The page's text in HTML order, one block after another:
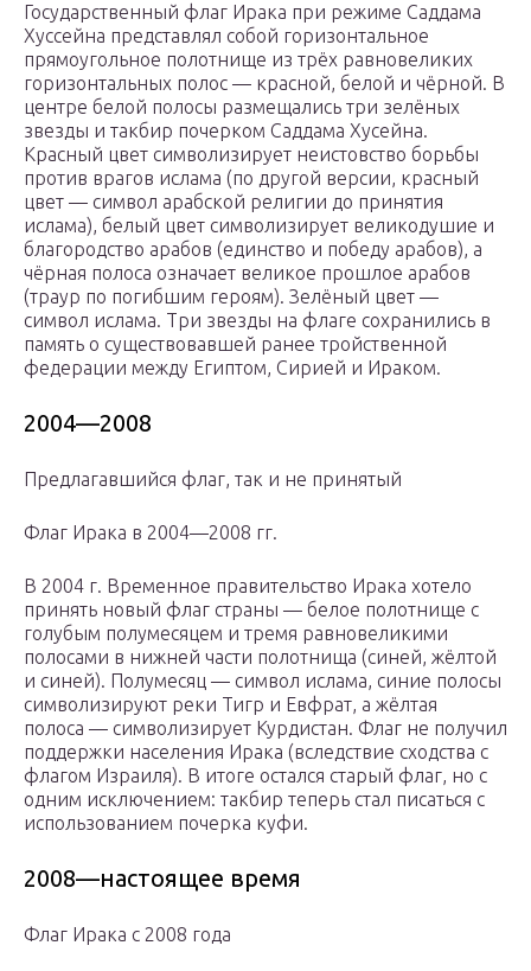
Государственный флаг Ирака при режиме Саддама
Хуссейна представлял собой горизонтальное
прямоугольное полотнище из трёх равновеликих
горизонтальных полос — красной, белой и чёрной. В
центре белой полосы размещались три зелёных
звезды и такбир почерком Саддама Хусейна.
Красный цвет символизирует неистовство борьбы
против врагов ислама (по другой версии, красный
цвет — символ арабской религии до принятия
ислама), белый цвет символизирует великодушие и
благородство арабов (единство и победу арабов), а
чёрная полоса означает великое прошлое арабов
(траур по погибшим героям). Зелёный цвет —
символ ислама. Три звезды на флаге сохранились в
память о существовавшей ранее тройственной
федерации между Египтом, Сирией и Ираком.
2004—2008
Предлагавшийся флаг, так и не принятый
Флаг Ирака в 2004—2008 гг.
В 2004 г. Временное правительство Ирака хотело
принять новый флаг страны — белое полотнище с
голубым полумесяцем и тремя равновеликими
полосами в нижней части полотнища (синей, жёлтой
и синей). Полумесяц — символ ислама, синие полосы
символизируют реки Тигр и Евфрат, а жёлтая
полоса — символизирует Курдистан. Флаг не получил
поддержки населения Ирака (вследствие сходства с
флагом Израиля). В итоге остался старый флаг, но с
одним исключением: такбир теперь стал писаться с
использованием почерка куфи.
2008—настоящее время
Флаг Ирака с 2008 года